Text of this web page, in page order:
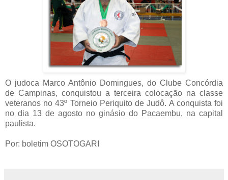
O judoca Marco Antônio Domingues, do Clube Concórdia
de Campinas, conquistou a terceira colocação na classe
veteranos no 43º Torneio Periquito de Judô. A conquista foi
no dia 13 de agosto no ginásio do Pacaembu, na capital
paulista.
Por: boletim OSOTOGARI